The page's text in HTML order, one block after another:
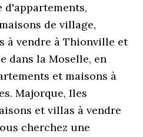
de village,
à vendre à Thionville et
dans la Moselle, en
et maisons à
Majorque, Iles
et villas à vendre
cherchez une